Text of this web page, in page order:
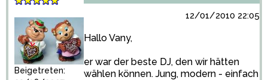
Beigetreten:
12/01/2010
Hallo Vany,
er war der beste DJ, den wir hätten
wählen können. Jung, modern - einfach